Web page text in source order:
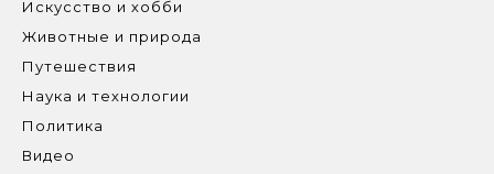
Искусство и хобби
Животные и природа
Путешествия
Наука и технологии
Политика
Видео